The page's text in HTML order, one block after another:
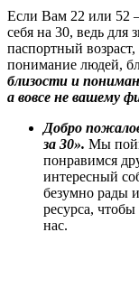
Если Вам 22 или 52
себя на 30, ведь для
паспортный
понимание людей,
близости и
а вовсе не вашему
Добро
за 30». Мы
понравимся
интересный
безумно рады
ресурса,
нас.